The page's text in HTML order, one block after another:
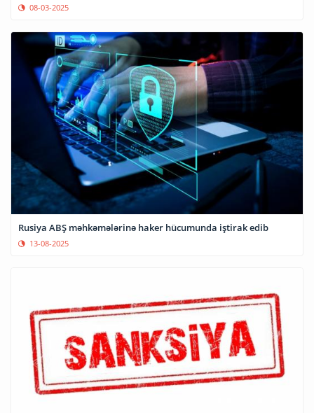
08-03-2025
Rusiya ABŞ məhkəmələrinə haker hücumunda iştirak edib
13-08-2025